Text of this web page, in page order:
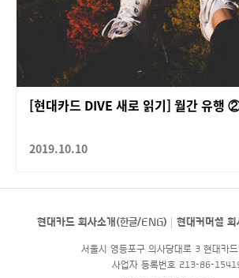
[현대카드 DIVE 새로 읽기] 월간 유행
2019.10.10
현대카드 회사소개(한글/ENG) 현대커머셜 회
서울시 영등포구 의사당대로 3 현대카
사업자 등록번호 213-86-